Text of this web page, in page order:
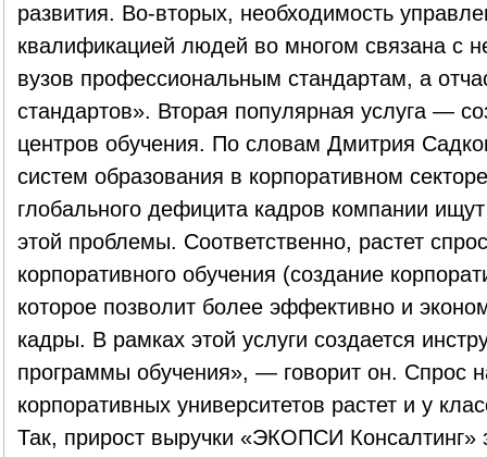
развития. Во-вторых, необходимость
квалификацией людей во многом связана с
вузов профессиональным стандартам, а
стандартов». Вторая популярная услуга —
центров обучения. По словам Дмитрия
систем образования в корпоративном
глобального дефицита кадров компании
этой проблемы. Соответственно, растет
корпоративного обучения (создание
которое позволит более эффективно и
кадры. В рамках этой услуги создается
программы обучения», — говорит он. Спрос
корпоративных университетов растет и у
Так, прирост выручки «ЭКОПСИ Консалтинг»